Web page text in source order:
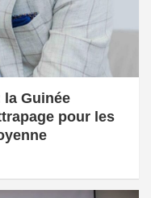
la Guinée
pour les